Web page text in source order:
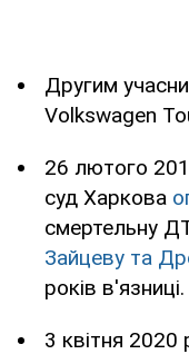
Другим
Volkswagen
26 лютого
суд Харкова
смертельну
Зайцеву та
років в'язниці.
3 квітня 2020